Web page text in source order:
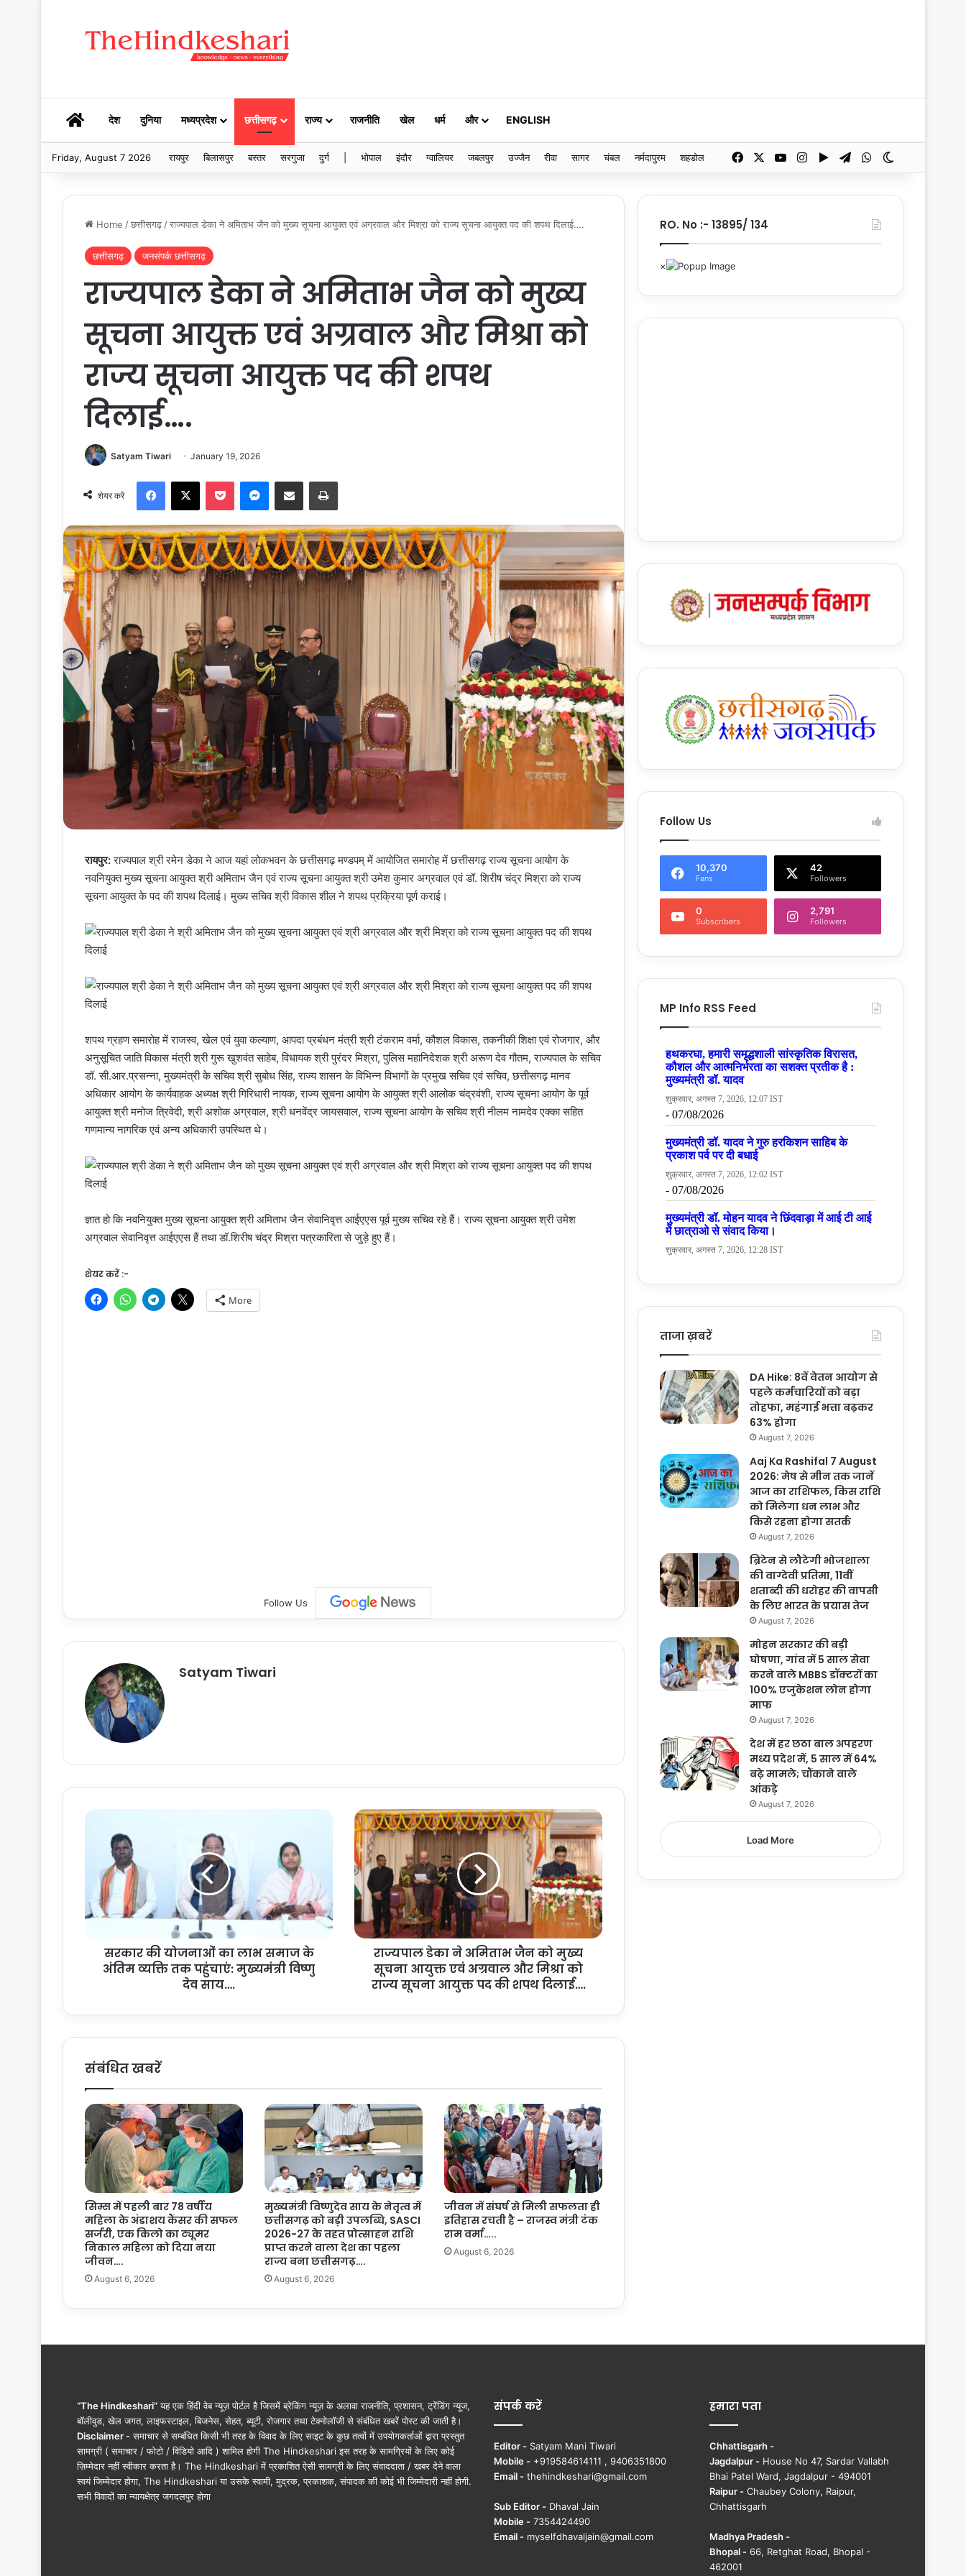
HOMEदेश दुनिया मध्यप्रदेश छत्तीसगढ़ राज्य राजनीति खेल धर्म और ENGLISH
Friday, August 7 2026 रायपुर बिलासपुर बस्तर सरगुजा दुर्ग भोपाल इंदौर ग्वालियर जबलपुर उज्जैन रीवा सागर चंबल नर्मदापुरम शहडोल Facebook YouTubeInstagram
Google Play
TelegramWhatsApp
Home /छत्तीसगढ़ /राज्यपाल डेका ने अमिताभ जैन को मुख्य सूचना आयुक्त एवं अग्रवाल और मिश्रा को राज्य सूचना आयुक्त पद की शपथ दिलाई….
छत्तीसगढ़ जनसंपर्क छत्तीसगढ़
राज्यपाल डेका ने अमिताभ जैन को मुख्य
सूचना आयुक्त एवं अग्रवाल और मिश्रा को
राज्य सूचना आयुक्त पद की शपथ
दिलाई….
Satyam Tiwari January 19, 2026
शेयर करें
रायपुर:राज्यपाल श्री रमेन डेका ने आज यहां लोकभवन के छत्तीसगढ़ मण्डपम् में आयोजित समारोह में छत्तीसगढ़ राज्य सूचना आयोग के
नवनियुक्त मुख्य सूचना आयुक्त श्री अमिताभ जैन एवं राज्य सूचना आयुक्त श्री उमेश कुमार अग्रवाल एवं डॉ. शिरीष चंद्र मिश्रा को राज्य
सूचना आयुक्त के पद की शपथ दिलाई। मुख्य सचिव श्री विकास शील ने शपथ प्रक्रिया पूर्ण कराई।
शपथ ग्रहण समारोह में राजस्व, खेल एवं युवा कल्याण, आपदा प्रबंधन मंत्री श्री टंकराम वर्मा, कौशल विकास, तकनीकी शिक्षा एवं रोजगार, और
अनुसूचित जाति विकास मंत्री श्री गुरू खुशवंत साहेब, विधायक श्री पुरंदर मिश्रा, पुलिस महानिदेशक श्री अरूण देव गौतम, राज्यपाल के सचिव
डॉ. सी.आर.प्रसन्ना, मुख्यमंत्री के सचिव श्री सुबोध सिंह, राज्य शासन के विभिन्न विभागों के प्रमुख सचिव एवं सचिव, छत्तीसगढ़ मानव
अधिकार आयोग के कार्यवाहक अध्यक्ष श्री गिरिधारी नायक, राज्य सूचना आयोग के आयुक्त श्री आलोक चंद्रवंशी, राज्य सूचना आयोग के पूर्व
आयुक्त श्री मनोज त्रिवेदी, श्री अशोक अग्रवाल, श्री धनवेंद्र जायसवाल, राज्य सूचना आयोग के सचिव श्री नीलम नामदेव एक्का सहित
गणमान्य नागरिक एवं अन्य अधिकारी उपस्थित थे।
ज्ञात हो कि नवनियुक्त मुख्य सूचना आयुक्त श्री अमिताभ जैन सेवानिवृत्त आईएएस पूर्व मुख्य सचिव रहे हैं। राज्य सूचना आयुक्त श्री उमेश
अग्रवाल सेवानिवृत्त आईएएस हैं तथा डॉ.शिरीष चंद्र मिश्रा पत्रकारिता से जुड़े हुए हैं।
शेयर करें :-
More
Follow Us
Satyam Tiwari
स
ज
ना
मा
ति
म
व्य
क्ति
त
क
प
हुं
चा
एं
:
मु
ख्य
त्री
व
.
सरकार की योजनाओं का लाभ समाज के
अंतिम व्यक्ति तक पहुंचाएं: मुख्यमंत्री विष्णु
देव साय….
रा
ज्य
पा
ल
डे
का
अ
मि
को
ना
आ
यु
क्त
ए
वं
अ
ग्र
वा
ल
औ
र
सू
यु
क्त
प
द
की
श
राज्यपाल डेका ने अमिताभ जैन को मुख्य
सूचना आयुक्त एवं अग्रवाल और मिश्रा को
राज्य सूचना आयुक्त पद की शपथ दिलाई….
संबंधित खबरें
सिम्स में पहली बार 78 वर्षीय
महिला के अंडाशय कैंसर की सफल
सर्जरी, एक किलो का ट्यूमर
निकाल महिला को दिया नया
जीवन….
August 6, 2026
मुख्यमंत्री विष्णुदेव साय के नेतृत्व में
छत्तीसगढ़ को बड़ी उपलब्धि, SASCI
2026-27 के तहत प्रोत्साहन राशि
प्राप्त करने वाला देश का पहला
राज्य बना छत्तीसगढ़….
August 6, 2026
जीवन में संघर्ष से मिली सफलता ही
इतिहास रचती है – राजस्व मंत्री टंक
राम वर्मा…..
August 6, 2026
RO. No :- 13895/ 134
Follow Us
10,370
Fans
42
Followers
0
Subscribers
2,791
Followers
MP Info RSS Feed
ताजा ख़बरें
DA Hike: 8वें वेतन आयोग से
पहले कर्मचारियों को बड़ा
तोहफा, महंगाई भत्ता बढ़कर
63% होगा
August 7, 2026
Aaj Ka Rashifal 7 August
2026: मेष से मीन तक जानें
आज का राशिफल, किस राशि
को मिलेगा धन लाभ और
किसे रहना होगा सतर्क
August 7, 2026
ब्रिटेन से लौटेगी भोजशाला
की वाग्देवी प्रतिमा, 11वीं
शताब्दी की धरोहर की वापसी
के लिए भारत के प्रयास तेज
August 7, 2026
मोहन सरकार की बड़ी
घोषणा, गांव में 5 साल सेवा
करने वाले MBBS डॉक्टरों का
100% एजुकेशन लोन होगा
माफ
August 7, 2026
देश में हर छठा बाल अपहरण
मध्य प्रदेश में, 5 साल में 64%
बढ़े मामले; चौंकाने वाले
आंकड़े
August 7, 2026
Load More
“The Hindkeshari”यह एक हिंदी वेब न्यूज़ पोर्टल है जिसमें ब्रेकिंग न्यूज़ के अलावा राजनीति, प्रशासन, ट्रेंडिंग न्यूज,
बॉलीवुड, खेल जगत, लाइफस्टाइल, बिजनेस, सेहत, ब्यूटी, रोजगार तथा टेक्नोलॉजी से संबंधित खबरें पोस्ट की जाती है।
Disclaimer - समाचार से सम्बंधित किसी भी तरह के विवाद के लिए साइट के कुछ तत्वों में उपयोगकर्ताओं द्वारा प्रस्तुत
सामग्री ( समाचार / फोटो / विडियो आदि ) शामिल होगी The Hindkeshari इस तरह के सामग्रियों के लिए कोई
ज़िम्मेदार नहीं स्वीकार करता है। The Hindkeshari में प्रकाशित ऐसी सामग्री के लिए संवाददाता / खबर देने वाला
स्वयं जिम्मेदार होगा, The Hindkeshari या उसके स्वामी, मुद्रक, प्रकाशक, संपादक की कोई भी जिम्मेदारी नहीं होगी.
सभी विवादों का न्यायक्षेत्र जगदलपुर होगा
संपर्क करें
Editor - Satyam Mani Tiwari
Mobile - +919584614111 , 9406351800
Email - thehindkeshari@gmail.com
Sub Editor - Dhaval Jain
Mobile - 7354424490
Email - myselfdhavaljain@gmail.com
हमारा पता
Chhattisgarh -
Jagdalpur - House No 47, Sardar Vallabh
Bhai Patel Ward, Jagdalpur - 494001
Raipur - Chaubey Colony, Raipur,
Chhattisgarh
Madhya Pradesh -
Bhopal - 66, Retghat Road, Bhopal -
462001